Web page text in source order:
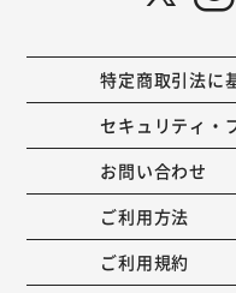
特定商取引法に
セキュリティ・
お問い合わせ
ご利用方法
ご利用規約